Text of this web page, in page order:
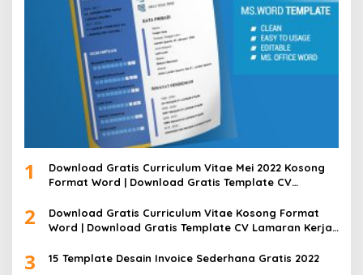
1
Download Gratis Curriculum Vitae Mei 2022 Kosong
Format Word | Download Gratis Template CV
2
Download Gratis Curriculum Vitae Kosong Format
Word | Download Gratis Template CV Lamaran Kerja
3 15 Template Desain Invoice Sederhana Gratis 2022